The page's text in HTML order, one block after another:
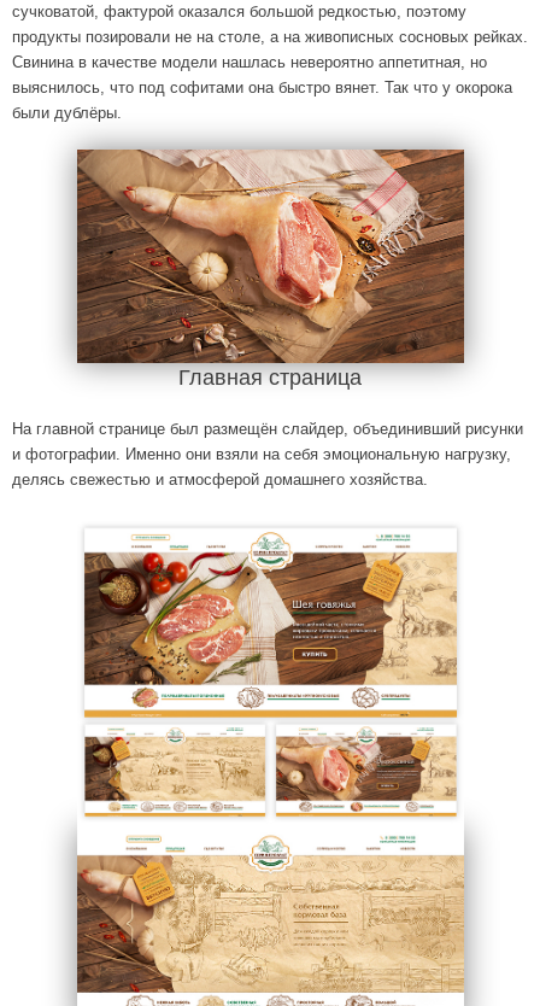
сучковатой, фактурой оказался большой редкостью, поэтому
продукты позировали не на столе, а на живописных сосновых рейках.
Свинина в качестве модели нашлась невероятно аппетитная, но
выяснилось, что под софитами она быстро вянет. Так что у окорока
были дублёры.
Главная страница
На главной странице был размещён слайдер, объединивший рисунки
и фотографии. Именно они взяли на себя эмоциональную нагрузку,
делясь свежестью и атмосферой домашнего хозяйства.